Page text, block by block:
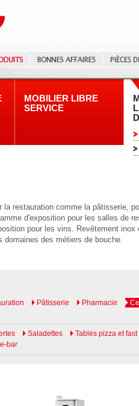
MOBILIER LIBRE
SERVICE
la restauration comme la pâtisserie,
d'exposition pour les salles de
pour les vins. Revêtement
domaines des métiers de bouche.
Pâtisserie Pharmacie
Saladettes
Tables pizza et fast
bar